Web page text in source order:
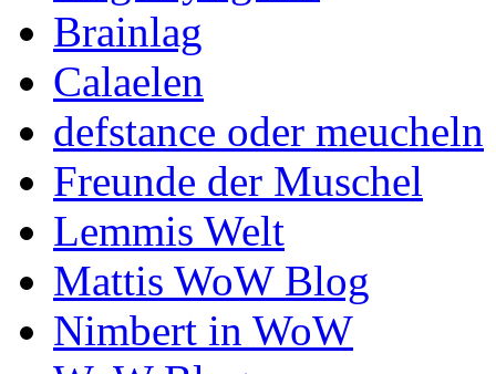
Brainlag
Calaelen
defstance oder meucheln
Freunde der Muschel
Lemmis Welt
Mattis WoW Blog
Nimbert in WoW